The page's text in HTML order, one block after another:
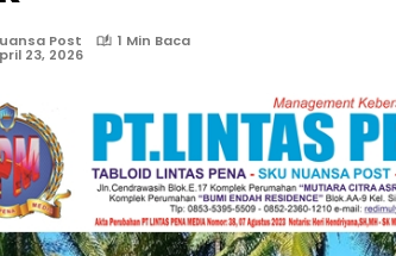
Post 1 Min Baca
23, 2026